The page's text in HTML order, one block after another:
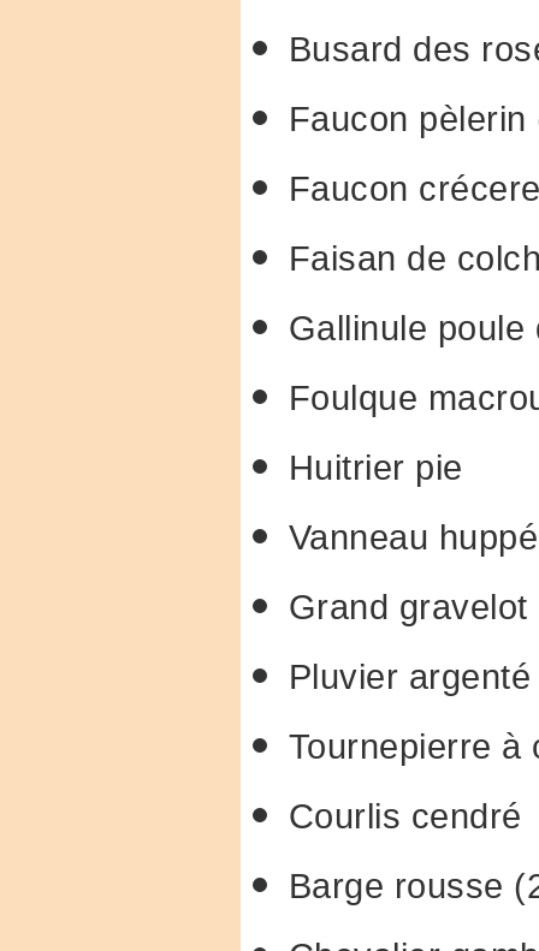
Busard des
Faucon pèlerin
Faucon
Faisan de
Gallinule poule
Foulque
Huitrier pie
Vanneau huppé
Grand gravelot
Pluvier argenté
Tournepierre à
Courlis cendré
Barge rousse